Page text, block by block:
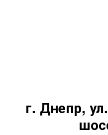
г. Днепр,